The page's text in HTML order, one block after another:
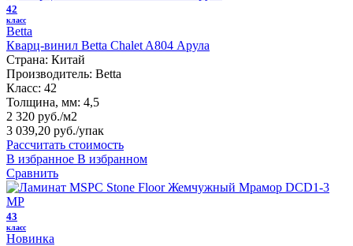
42
класс
Betta
Кварц-винил Betta Chalet A804 Арула
Страна: Китай
Производитель: Betta
Класс: 42
Толщина, мм: 4,5
2 320 руб./м2
3 039,20 руб./упак
Рассчитать стоимость
В избранное В избранном
Сравнить
43
класс
Новинка